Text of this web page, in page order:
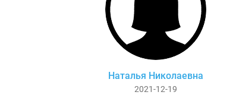
Наталья Николаевна
2021-12-19